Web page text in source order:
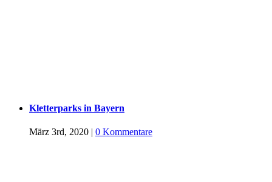
Kletterparks in Bayern
März 3rd, 2020 | 0 Kommentare